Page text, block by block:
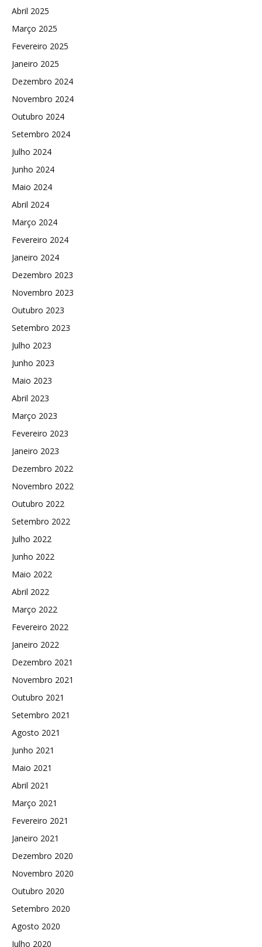
Abril 2025
Março 2025
Fevereiro 2025
Janeiro 2025
Dezembro 2024
Novembro 2024
Outubro 2024
Setembro 2024
Julho 2024
Junho 2024
Maio 2024
Abril 2024
Março 2024
Fevereiro 2024
Janeiro 2024
Dezembro 2023
Novembro 2023
Outubro 2023
Setembro 2023
Julho 2023
Junho 2023
Maio 2023
Abril 2023
Março 2023
Fevereiro 2023
Janeiro 2023
Dezembro 2022
Novembro 2022
Outubro 2022
Setembro 2022
Julho 2022
Junho 2022
Maio 2022
Abril 2022
Março 2022
Fevereiro 2022
Janeiro 2022
Dezembro 2021
Novembro 2021
Outubro 2021
Setembro 2021
Agosto 2021
Junho 2021
Maio 2021
Abril 2021
Março 2021
Fevereiro 2021
Janeiro 2021
Dezembro 2020
Novembro 2020
Outubro 2020
Setembro 2020
Agosto 2020
Julho 2020